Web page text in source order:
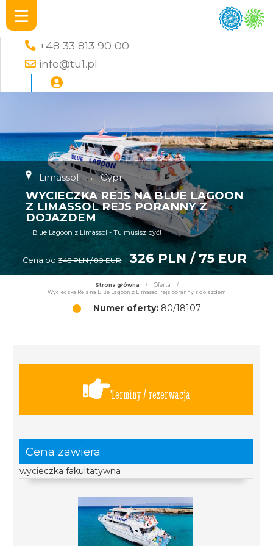
+48 33 813 90 00
info@tu1.pl
Limassol → Cypr
WYCIECZKA REJS NA BLUE LAGOON
Z LIMASSOL REJS PORANNY Z
DOJAZDEM
Blue Lagoon z Limassol - Tu musisz być!
Cena od 348 PLN / 80 EUR 326 PLN / 75 EUR
Strona główna / Oferta
/
Wycieczka Rejs na Blue Lagoon z Limassol rejs poranny z dojazdem
Numer oferty:80/18107
Terminy / rezerwacja
Cena zawiera
wycieczka fakultatywna